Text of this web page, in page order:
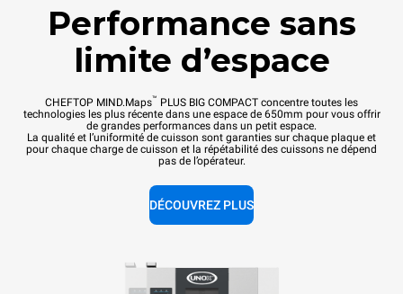
Performance sans
limite d’espace
CHEFTOP MIND.Maps™ PLUS BIG COMPACT concentre toutes les
technologies les plus récente dans une espace de 650mm pour vous offrir
de grandes performances dans un petit espace.
La qualité et l’uniformité de cuisson sont garanties sur chaque plaque et
pour chaque charge de cuisson et la répétabilité des cuissons ne dépend
pas de l’opérateur.
DÉCOUVREZ PLUS